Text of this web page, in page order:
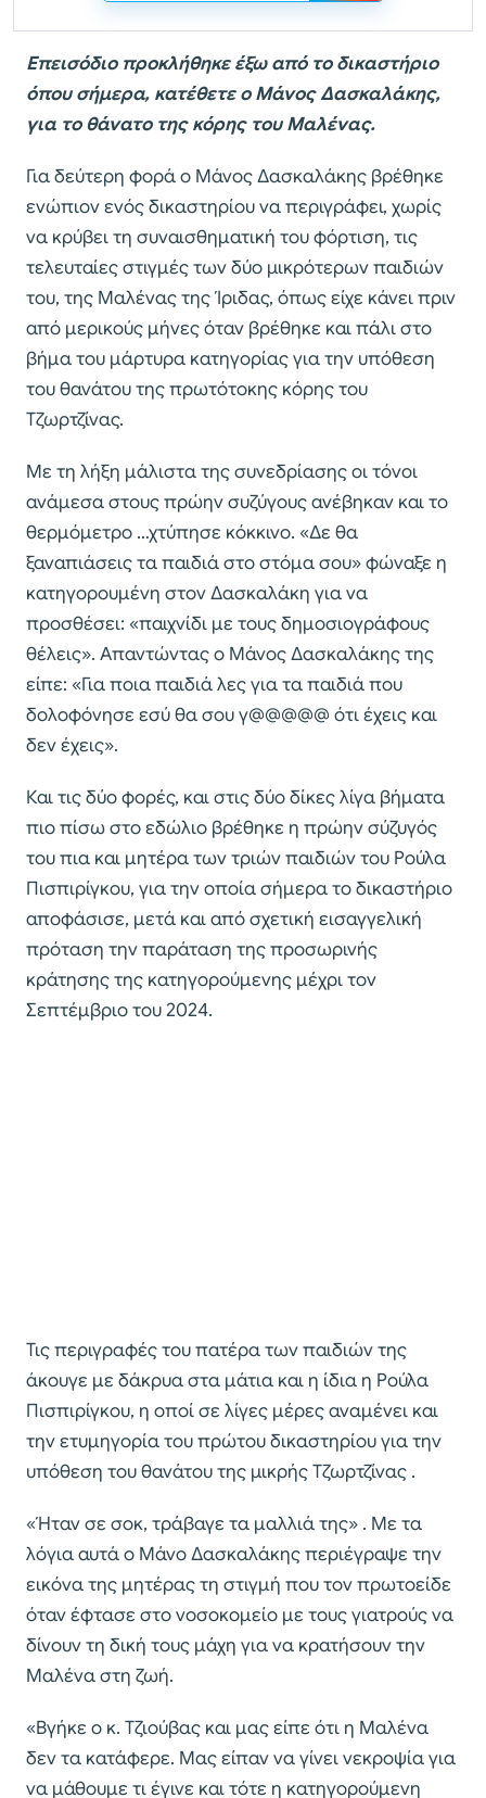
Επεισόδιο προκλήθηκε έξω από το δικαστήριο
όπου σήμερα, κατέθετε ο Μάνος Δασκαλάκης,
για το θάνατο της κόρης του Μαλένας.
Για δεύτερη φορά ο Μάνος Δασκαλάκης βρέθηκε
ενώπιον ενός δικαστηρίου να περιγράφει, χωρίς
να κρύβει τη συναισθηματική του φόρτιση, τις
τελευταίες στιγμές των δύο μικρότερων παιδιών
του, της Μαλένας της Ίριδας, όπως είχε κάνει πριν
από μερικούς μήνες όταν βρέθηκε και πάλι στο
βήμα του μάρτυρα κατηγορίας για την υπόθεση
του θανάτου της πρωτότοκης κόρης του
Τζωρτζίνας.
Με τη λήξη μάλιστα της συνεδρίασης οι τόνοι
ανάμεσα στους πρώην συζύγους ανέβηκαν και το
θερμόμετρο …χτύπησε κόκκινο. «Δε θα
ξαναπιάσεις τα παιδιά στο στόμα σου» φώναξε η
κατηγορουμένη στον Δασκαλάκη για να
προσθέσει: «παιχνίδι με τους δημοσιογράφους
θέλεις». Απαντώντας ο Μάνος Δασκαλάκης της
είπε: «Για ποια παιδιά λες για τα παιδιά που
δολοφόνησε εσύ θα σου γ@@@@@ ότι έχεις και
δεν έχεις».
Και τις δύο φορές, και στις δύο δίκες λίγα βήματα
πιο πίσω στο εδώλιο βρέθηκε η πρώην σύζυγός
του πια και μητέρα των τριών παιδιών του Ρούλα
Πισπιρίγκου, για την οποία σήμερα το δικαστήριο
αποφάσισε, μετά και από σχετική εισαγγελική
πρόταση την παράταση της προσωρινής
κράτησης της κατηγορούμενης μέχρι τον
Σεπτέμβριο του 2024.
Τις περιγραφές του πατέρα των παιδιών της
άκουγε με δάκρυα στα μάτια και η ίδια η Ρούλα
Πισπιρίγκου, η οποί σε λίγες μέρες αναμένει και
την ετυμηγορία του πρώτου δικαστηρίου για την
υπόθεση του θανάτου της μικρής Τζωρτζίνας .
«Ήταν σε σοκ, τράβαγε τα μαλλιά της» . Με τα
λόγια αυτά ο Μάνο Δασκαλάκης περιέγραψε την
εικόνα της μητέρας τη στιγμή που τον πρωτοείδε
όταν έφτασε στο νοσοκομείο με τους γιατρούς να
δίνουν τη δική τους μάχη για να κρατήσουν την
Μαλένα στη ζωή.
«Βγήκε ο κ. Τζιούβας και μας είπε ότι η Μαλένα
δεν τα κατάφερε. Μας είπαν να γίνει νεκροψία για
να μάθουμε τι έγινε και τότε η κατηγορούμενη